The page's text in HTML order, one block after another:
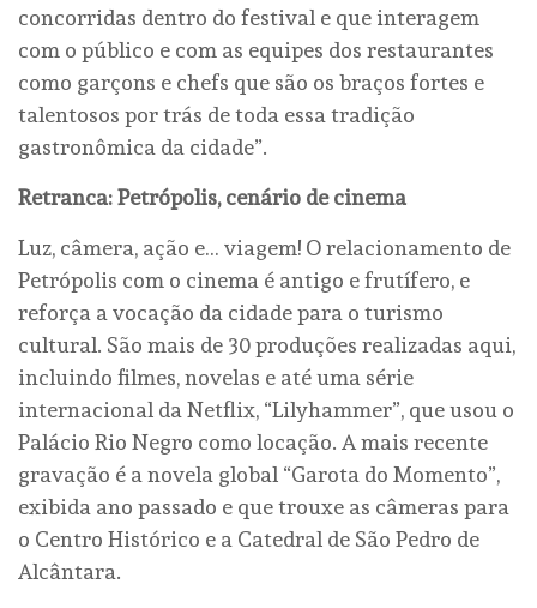
concorridas dentro do festival e que interagem
com o público e com as equipes dos restaurantes
como garçons e chefs que são os braços fortes e
talentosos por trás de toda essa tradição
gastronômica da cidade”.
Retranca: Petrópolis, cenário de cinema
Luz, câmera, ação e… viagem! O relacionamento de
Petrópolis com o cinema é antigo e frutífero, e
reforça a vocação da cidade para o turismo
cultural. São mais de 30 produções realizadas aqui,
incluindo filmes, novelas e até uma série
internacional da Netflix, “Lilyhammer”, que usou o
Palácio Rio Negro como locação. A mais recente
gravação é a novela global “Garota do Momento”,
exibida ano passado e que trouxe as câmeras para
o Centro Histórico e a Catedral de São Pedro de
Alcântara.